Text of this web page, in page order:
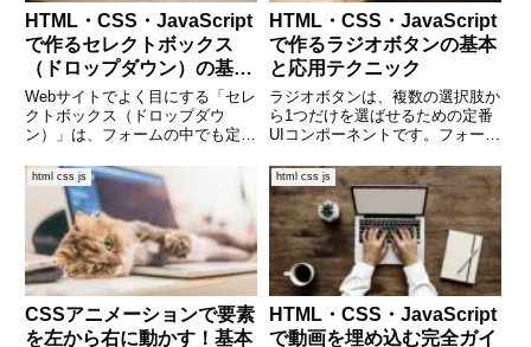
HTML・CSS・JavaScript
で作るセレクトボックス
（ドロップダウン）の基本
と応用
Webサイトでよく目にする「セレ
クトボックス（ドロップダウ
ン）」は、フォームの中でも定番
ら選択肢を選ぶシンプルな操作が
できるため、アンケートや問い合
わせフォームなどさまざまな場面
で使われています。本記事では、
H
HTML・CSS・JavaScript
で作るラジオボタンの基本
と応用テクニック
ラジオボタンは、複数の選択肢か
ら1つだけを選ばせるための定番
UIコンポーネントです。フォーム
く、ユーザーにとっても直感的に
使いやすい要素です。しかし、見
た目のカスタマイズやJavaScript
との連携方法について
html css js
CSSアニメーションで要素
を左から右に動かす！基本
html css js
HTML・CSS・JavaScript
で動画を埋め込む完全ガイ